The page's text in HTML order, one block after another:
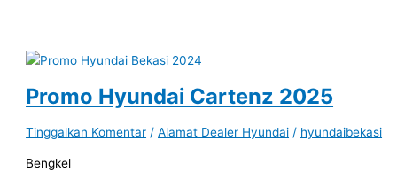
Promo Hyundai Cartenz 2025
Tinggalkan Komentar /Alamat Dealer Hyundai / hyundaibekasi
Bengkel